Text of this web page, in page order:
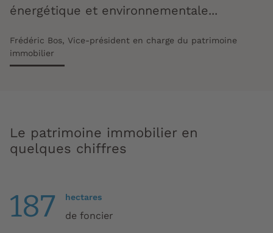
énergétique et environnementale...
Frédéric Bos, Vice-président en charge du patrimoine
immobilier
Le patrimoine immobilier en
quelques chiffres
187 hectares
de foncier